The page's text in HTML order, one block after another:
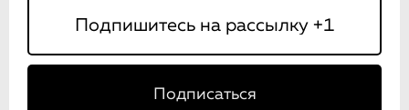
Подписаться